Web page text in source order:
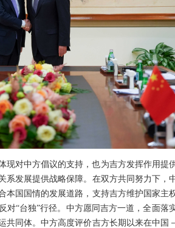
对中方倡议的支持，也为吉方发挥作用提
发展提供战略保障。在双方共同努力下，
国国情的发展道路，支持吉方维护国家主
“台独”行径。中方愿同吉方一道，全面落
同体。中方高度评价吉方长期以来在中国